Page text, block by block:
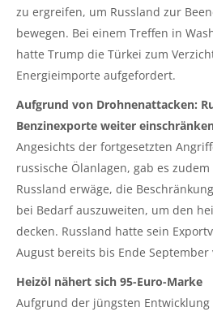
zu ergreifen, um Russland zur
bewegen. Bei einem Treffen in
hatte Trump die Türkei zum
Energieimporte aufgefordert.
Aufgrund von Drohnenattacken:
Benzinexporte weiter
Angesichts der fortgesetzten
russische Ölanlagen, gab es
Russland erwäge, die
bei Bedarf auszuweiten, um den
decken. Russland hatte sein
August bereits bis Ende September
Heizöl nähert sich 95-Euro-Marke
Aufgrund der jüngsten Entwicklung